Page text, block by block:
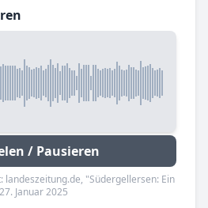
/ Pausieren
landeszeitung.de, "Südergellersen: Ein
Januar 2025